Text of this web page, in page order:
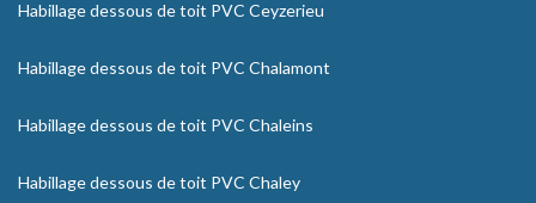
Habillage dessous de toit PVC Ceyzerieu
Habillage dessous de toit PVC Chalamont
Habillage dessous de toit PVC Chaleins
Habillage dessous de toit PVC Chaley